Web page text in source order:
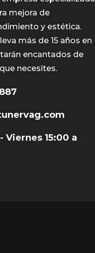
mejora de
y estética.
más de 15 años en
encantados de
necesites.
887
Viernes 15:00 a